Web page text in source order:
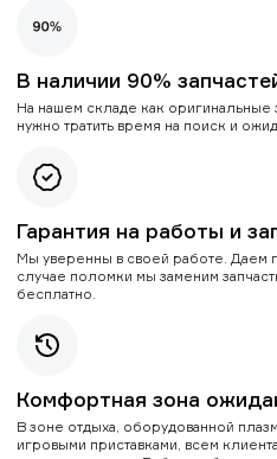
В наличии 90%
На нашем складе как оригинальные
нужно тратить время на поиск и
Гарантия на работы и
Мы уверенны в своей работе. Даем
случае поломки мы заменим
бесплатно.
Комфортная зона
В зоне отдыха, оборудованной
игровыми приставками, всем